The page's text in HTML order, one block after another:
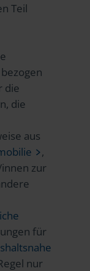
Teil
die
die
aus
,
zur
für
nur